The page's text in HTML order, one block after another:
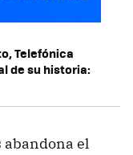
Telefónica
de su historia:
el